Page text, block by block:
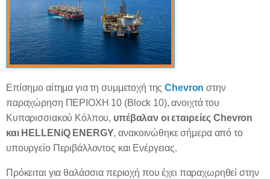
Επίσημο αίτημα για τη συμμετοχή της Chevron στην
παραχώρηση ΠΕΡΙΟΧΗ 10 (Block 10), ανοιχτά του
Κυπαρισσιακού Κόλπου, υπέβαλαν οι εταιρείεςChevron
και HELLENiQ ENERGY, ανακοινώθηκε σήμερα από το
υπουργείο Περιβάλλοντος και Ενέργειας.
Πρόκειται για θαλάσσια περιοχή που έχει παραχωρηθεί στην